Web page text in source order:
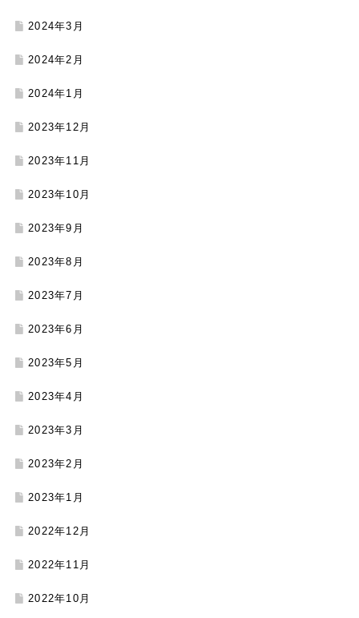
2024年3月
2024年2月
2024年1月
2023年12月
2023年11月
2023年10月
2023年9月
2023年8月
2023年7月
2023年6月
2023年5月
2023年4月
2023年3月
2023年2月
2023年1月
2022年12月
2022年11月
2022年10月